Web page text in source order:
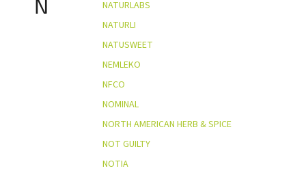
N
NATURLABS
NATURLI
NATUSWEET
NEMLEKO
NFCO
NOMINAL
NORTH AMERICAN HERB & SPICE
NOT GUILTY
NOTIA